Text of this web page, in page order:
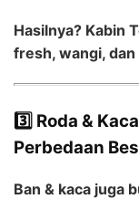
Hasilnya? Kabin
fresh, wangi, dan
3️⃣ Roda &
Perbedaan
Ban & kaca juga